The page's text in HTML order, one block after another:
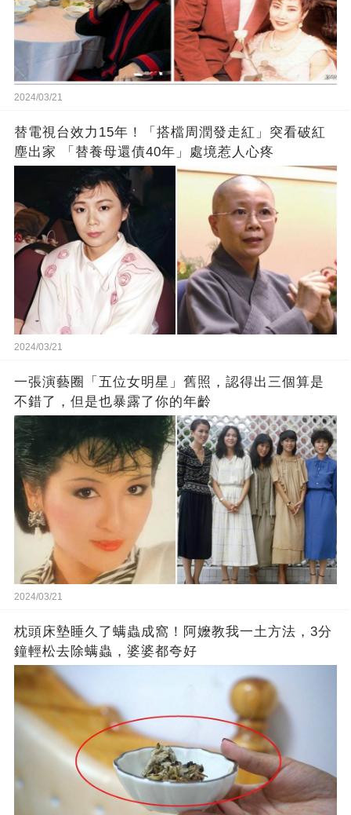
2024/03/21
替電視台效力15年！「搭檔周潤發走紅」突看破紅
塵出家 「替養母還債40年」處境惹人心疼
2024/03/21
一張演藝圈「五位女明星」舊照，認得出三個算是
不錯了，但是也暴露了你的年齡
2024/03/21
枕頭床墊睡久了螨蟲成窩！阿嬤教我一土方法，3分
鐘輕松去除螨蟲，婆婆都夸好